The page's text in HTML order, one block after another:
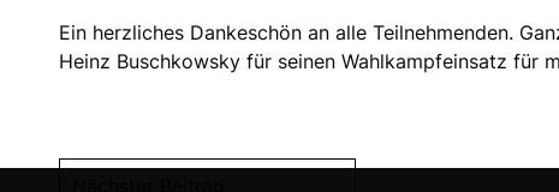
Ein herzliches Dankeschön an alle Teilnehmenden.
Heinz Buschkowsky für seinen Wahlkampfeinsatz für